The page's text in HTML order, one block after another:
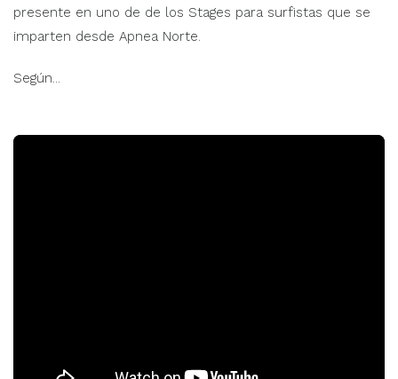
presente en uno de de los Stages para surfistas que se
imparten desde Apnea Norte.
Según...